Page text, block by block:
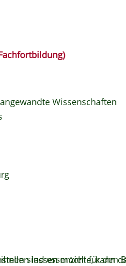
Wissenschaften
lassen möchte, kann
sind essenziell für